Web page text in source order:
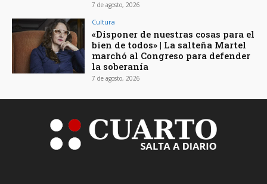
7 de agosto, 2026
Cultura
«Disponer de nuestras cosas para el
bien de todos» | La salteña Martel
marchó al Congreso para defender
la soberanía
7 de agosto, 2026